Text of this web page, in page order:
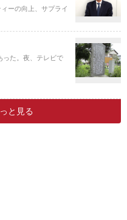
ーの向上、サプライ
った。夜、テレビで
と見る